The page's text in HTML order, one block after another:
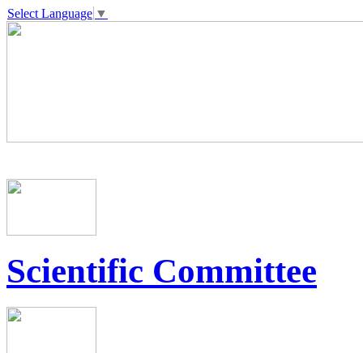
Select Language ▼
Scientific Committee